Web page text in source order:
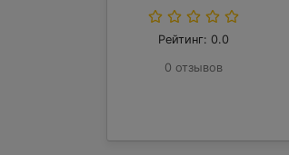
Рейтинг: 0.0
0 отзывов